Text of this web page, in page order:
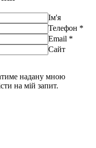
Ім'я
Телефон *
Email *
Сайт
надану мною
на мій запит.